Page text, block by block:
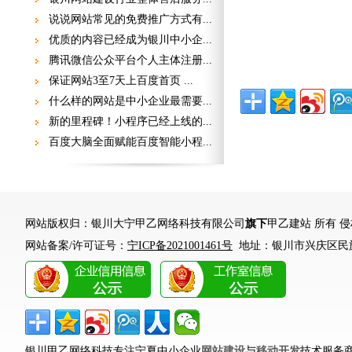
说说网站常见的免费推广方式有...
优质的内容已经成为银川中小企...
腾讯微信公众平台个人主体注册...
保证网站3至7天上百度首页 ...
什么样的网站是中小企业最需要...
新的里程碑！小程序已经上线的...
百度大脑全面赋能百度智能小程...
网站版权归：银川大宁甲乙网络科技有限公司 旗下甲乙建站 所有
网站备案/许可证号： 宁ICP备2021001461号 地址：银川市兴庆区民